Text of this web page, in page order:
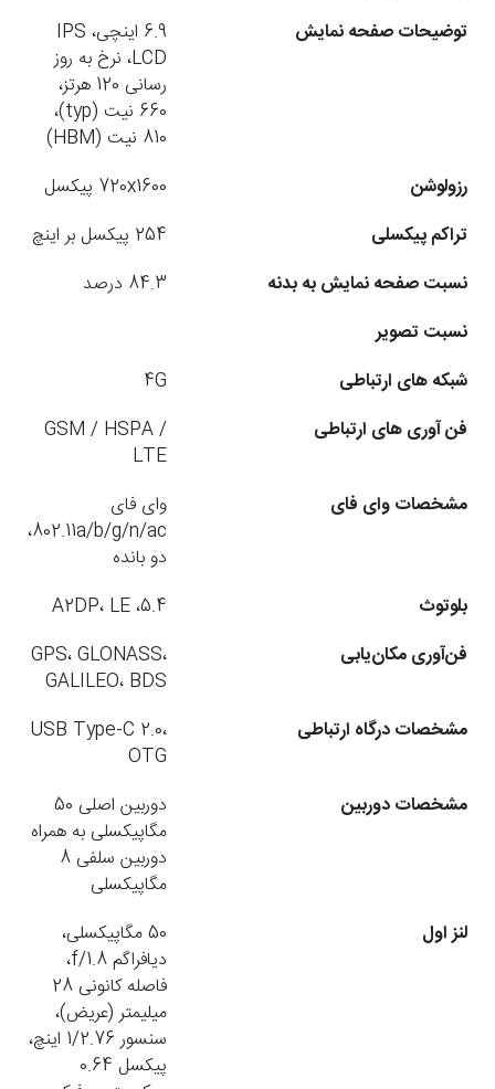
توضیحات صفحه نمایش
6.9 اینچی، IPS
LCD، نرخ به روز
رسانی 120 هرتز،
660 نیت (typ)،
810 نیت (HBM)
رزولوشن
720x1600 پیکسل
تراکم پیکسلی
254 پیکسل بر اینچ
نسبت صفحه نمایش به بدنه
84.3 درصد
نسبت تصویر
شبکه های ارتباطی
4G
فن آوری های ارتباطی
GSM / HSPA /
LTE
مشخصات وای فای
وای فای
802.11a/b/g/n/ac،
دو بانده
بلوتوث
5.4، A2DP، LE
فن‌آوری مکان‌یابی
GPS، GLONASS،
GALILEO، BDS
مشخصات درگاه ارتباطی
USB Type-C 2.0،
OTG
مشخصات دوربین
دوربین اصلی 50
مگاپیکسلی به همراه
دوربین سلفی 8
مگاپیکسلی
لنز اول
50 مگاپیکسلی،
دیافراگم f/1.8،
فاصله کانونی 28
میلیمتر (عریض)،
سنسور 1/2.76 اینچ،
پیکسل 0.64